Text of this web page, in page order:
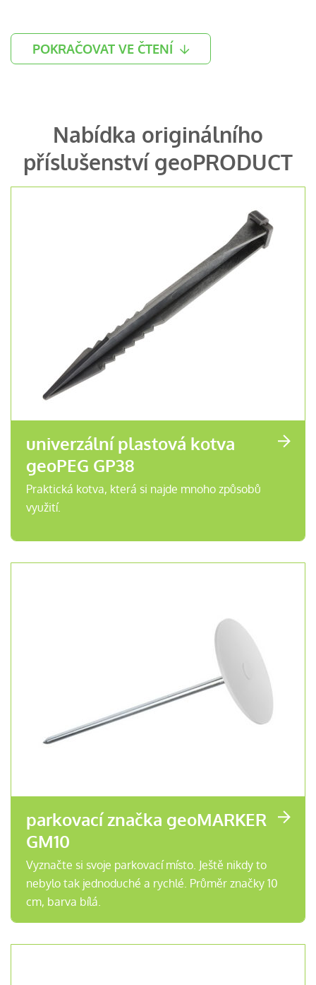
POKRAČOVAT VE ČTENÍ
Nabídka originálního
příslušenství geoPRODUCT
univerzální plastová kotva
geoPEG GP38
Praktická kotva, která si najde mnoho způsobů
využití.
parkovací značka geoMARKER
GM10
Vyznačte si svoje parkovací místo. Ještě nikdy to
nebylo tak jednoduché a rychlé. Průměr značky 10
cm, barva bílá.